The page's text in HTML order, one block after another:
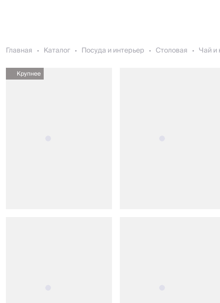
Главная Каталог Посуда и интерьер Столовая Чай и
Крупнее